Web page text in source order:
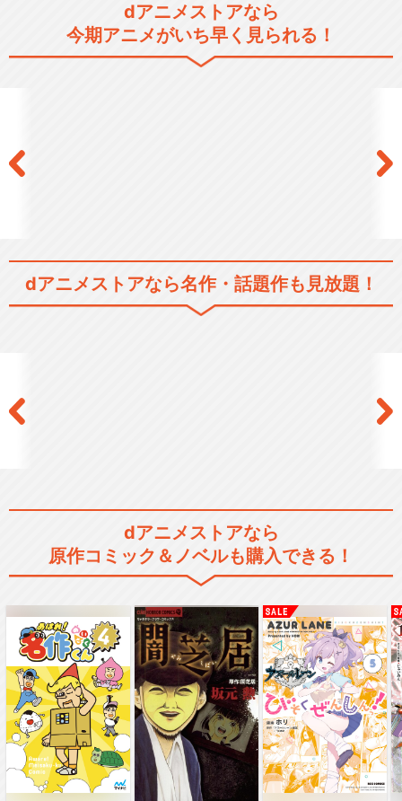
閉じる
dアニメストアなら
今期アニメがいち早く見られる！
dアニメストアなら名作・話題作も見放題！
dアニメストアなら
原作コミック＆ノベルも購入できる！